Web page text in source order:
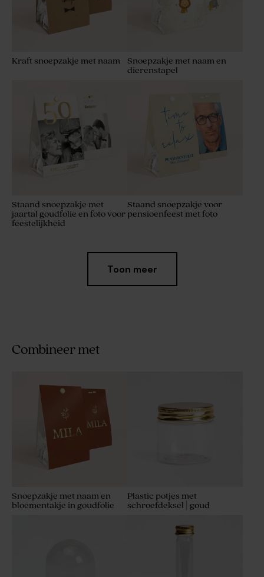
Kraft snoepzakje met naam
Snoepzakje met naam en
dierenstapel
Staand snoepzakje met
jaartal goudfolie en foto voor
feestelijkheid
Staand snoepzakje voor
pensioenfeest met foto
kleurrijk bloemenmotief
Toon meer
Combineer met
Snoepzakje met naam en
bloementakje in goudfolie
Plastic potjes met
schroefdeksel | goud